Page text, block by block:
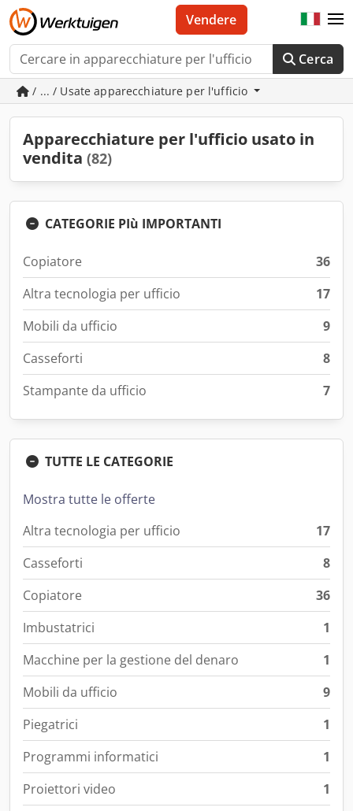
Cerca
Vendere
/ ... / Usate apparecchiature per l'ufficio
Apparecchiature per l'ufficio usato in
vendita (82)
CATEGORIE PIù IMPORTANTI
Copiatore
36
Altra tecnologia per ufficio
17
Mobili da ufficio
9
Casseforti
8
Stampante da ufficio
7
TUTTE LE CATEGORIE
Mostra tutte le offerte
Altra tecnologia per ufficio
17
Casseforti
8
Copiatore
36
Imbustatrici
1
Macchine per la gestione del denaro
1
Mobili da ufficio
9
Piegatrici
1
Programmi informatici
1
Proiettori video
1